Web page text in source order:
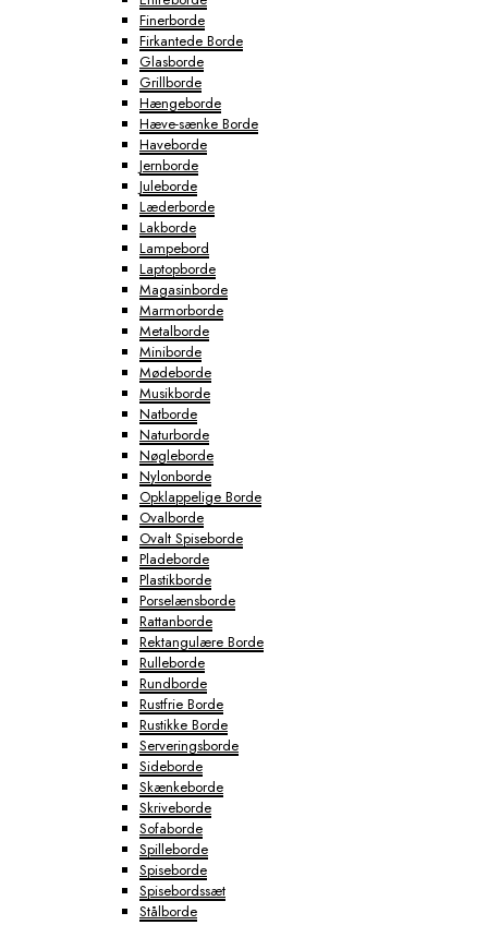
Finerborde
Firkantede Borde
Glasborde
Grillborde
Hængeborde
Hæve-sænke Borde
Haveborde
Jernborde
Juleborde
Læderborde
Lakborde
Lampebord
Laptopborde
Magasinborde
Marmorborde
Metalborde
Miniborde
Mødeborde
Musikborde
Natborde
Naturborde
Nøgleborde
Nylonborde
Opklappelige Borde
Ovalborde
Ovalt Spiseborde
Pladeborde
Plastikborde
Porselænsborde
Rattanborde
Rektangulære Borde
Rulleborde
Rundborde
Rustfrie Borde
Rustikke Borde
Serveringsborde
Sideborde
Skænkeborde
Skriveborde
Sofaborde
Spilleborde
Spiseborde
Spisebordssæt
Stålborde